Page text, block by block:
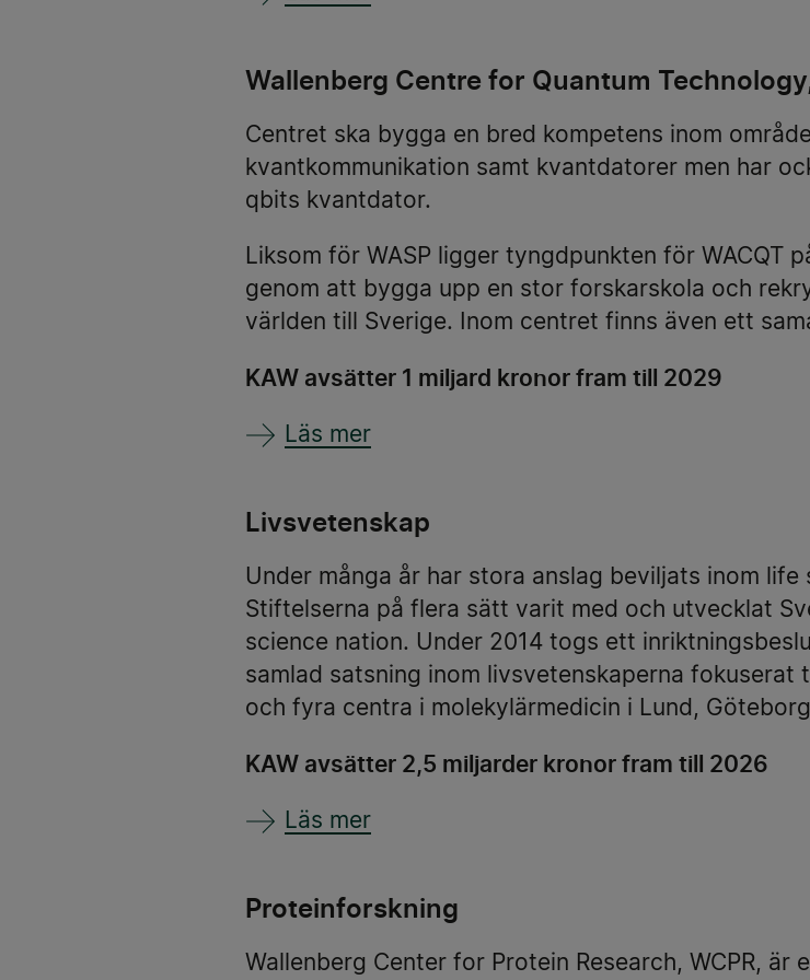
Wallenberg Centre for Quantum
Centret ska bygga en bred kompetens inom
kvantkommunikation samt kvantdatorer men har
qbits kvantdator.
Liksom för WASP ligger tyngdpunkten för WACQT
genom att bygga upp en stor forskarskola och
världen till Sverige. Inom centret finns även ett
KAW avsätter 1 miljard kronor fram till 2029
Läs mer
Livsvetenskap
Under många år har stora anslag beviljats inom
Stiftelserna på flera sätt varit med och utvecklat
science nation. Under 2014 togs ett
samlad satsning inom livsvetenskaperna fokuserat
och fyra centra i molekylärmedicin i Lund,
KAW avsätter 2,5 miljarder kronor fram till 2026
Läs mer
Proteinforskning
Wallenberg Center for Protein Research, WCPR,